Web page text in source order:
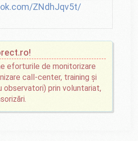
ZNdhJqv5t/
eforturile de monitorizare
call-center, training și
observatori) prin voluntariat,